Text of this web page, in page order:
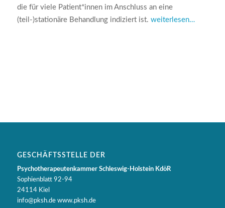
die für viele Patient*innen im Anschluss an eine
(teil-)stationäre Behandlung indiziert ist. weiterlesen…
GESCHÄFTSSTELLE DER
Psychotherapeutenkammer Schleswig-Holstein KdöR
Sophienblatt 92-94
24114 Kiel
info@pksh.de www.pksh.de